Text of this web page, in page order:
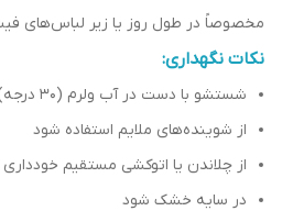
مخصوصاً در طول روز یا زیر لباس‌های
نکات نگهداری:
شستشو با دست در آب ولرم (۳۰ درجه)
از شوینده‌های ملایم استفاده شود
از چلاندن یا اتوکشی مستقیم خودداری
در سایه خشک شود